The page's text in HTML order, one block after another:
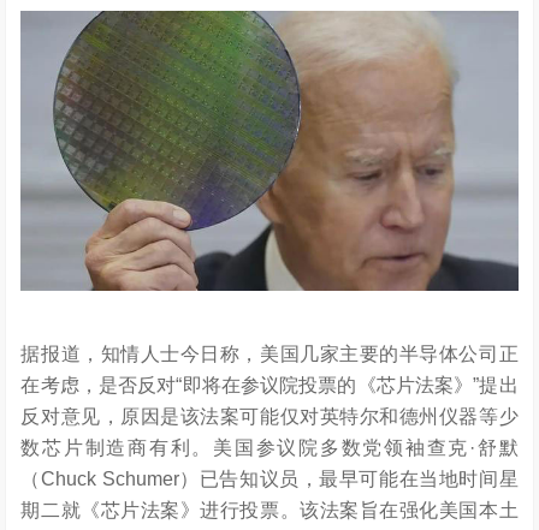
据报道，知情人士今日称，美国几家主要的半导体公司正
在考虑，是否反对“即将在参议院投票的《芯片法案》”提出
反对意见，原因是该法案可能仅对英特尔和德州仪器等少
数芯片制造商有利。美国参议院多数党领袖查克·舒默
（Chuck Schumer）已告知议员，最早可能在当地时间星
期二就《芯片法案》进行投票。该法案旨在强化美国本土